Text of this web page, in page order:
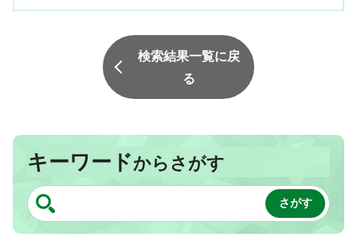
検索結果一覧に戻
る
キーワードからさがす